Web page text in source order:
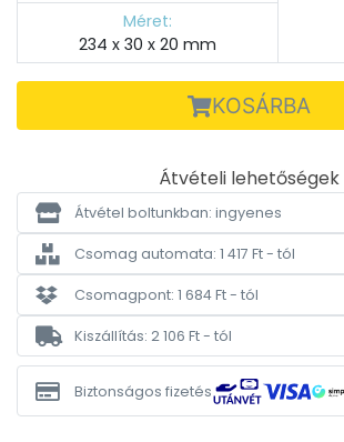
Méret:
234 x 30 x 20 mm
KOSÁRBA
Átvételi lehetőségek
Átvétel boltunkban: ingyenes
Csomag automata: 1 417 Ft - tól
Csomagpont: 1 684 Ft - tól
Kiszállítás: 2 106 Ft - tól
Biztonságos fizetés